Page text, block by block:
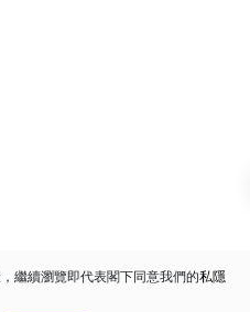
繼續瀏覽即代表閣下同意我們的私隱